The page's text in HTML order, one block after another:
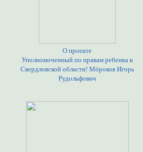
О проекте
Уполномоченный по правам ребенка в
Свердловской области! Мóроков Игорь
Рудольфович